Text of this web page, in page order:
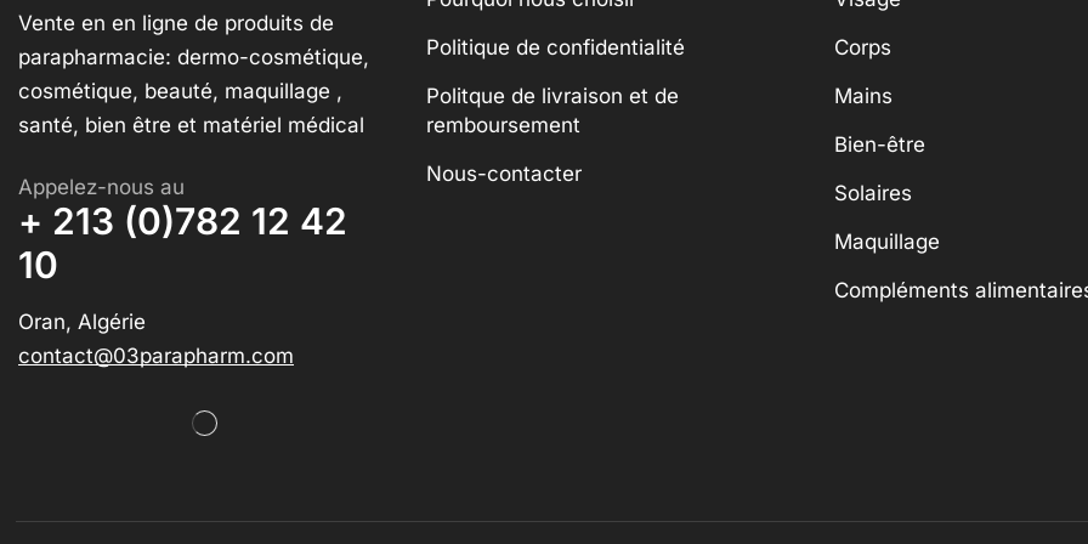
Vente en en ligne de produits de
parapharmacie: dermo-cosmétique,
cosmétique, beauté, maquillage ,
santé, bien être et matériel médical
Appelez-nous au
+ 213 (0)782 12 42
10
Oran, Algérie
contact@03parapharm.com
Politique de confidentialité
Politque de livraison et de
remboursement
Nous-contacter
Corps
Mains
Bien-être
Solaires
Maquillage
Compléments